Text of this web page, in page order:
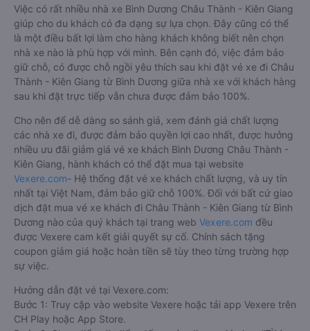
Việc có rất nhiều nhà xe Bình Dương Châu Thành - Kiên Giang
giúp cho du khách có đa dạng sự lựa chọn. Đây cũng có thể
là một điều bất lợi làm cho hàng khách không biết nên chọn
nhà xe nào là phù hợp với mình. Bên cạnh đó, việc đảm bảo
giữ chỗ, có được chỗ ngồi yêu thích sau khi đặt vé xe đi Châu
Thành - Kiên Giang từ Bình Dương giữa nhà xe với khách hàng
sau khi đặt trực tiếp vẫn chưa được đảm bảo 100%.
Cho nên để dễ dàng so sánh giá, xem đánh giá chất lượng
các nhà xe đi, được đảm bảo quyền lợi cao nhất, được hưởng
nhiều ưu đãi giảm giá vé xe khách Bình Dương Châu Thành -
Kiên Giang, hành khách có thể đặt mua tại website
Vexere.com- Hệ thống đặt vé xe khách chất lượng, và uy tín
nhất tại Việt Nam, đảm bảo giữ chỗ 100%. Đối với bất cứ giao
dịch đặt mua vé xe khách đi Châu Thành - Kiên Giang từ Bình
Dương nào của quý khách tại trang web Vexere.com đều
được Vexere cam kết giải quyết sự cố. Chính sách tặng
coupon giảm giá hoặc hoàn tiền sẽ tùy theo từng trường hợp
sự việc.
Hướng dẫn đặt vé tại Vexere.com:
Bước 1: Truy cập vào website Vexere hoặc tải app Vexere trên
CH Play hoặc App Store.